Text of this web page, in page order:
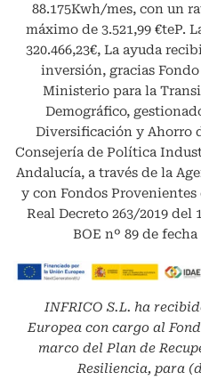
88.175Kwh/mes, con un
máximo de 3.521,99 €teP.
320.466,23€, La ayuda
inversión, gracias
Ministerio para la
Demográfico,
Diversificación y Ahorro
Consejería de Política
Andalucía, a través de la
y con Fondos
Real Decreto 263/2019
BOE nº 89 de
INFRICO S.L. ha
Europea con cargo al
marco del Plan de
Resiliencia, para